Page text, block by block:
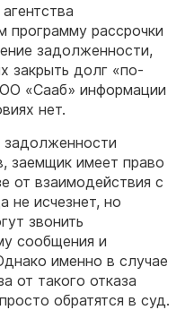
рассрочки
задолженности,
закрыть долг «по-
«Сааб» информации
нет.
задолженности
заемщик имеет право
от взаимодействия с
не исчезнет, но
звонить
сообщения и
именно в случае
от такого отказа
обратятся в суд.